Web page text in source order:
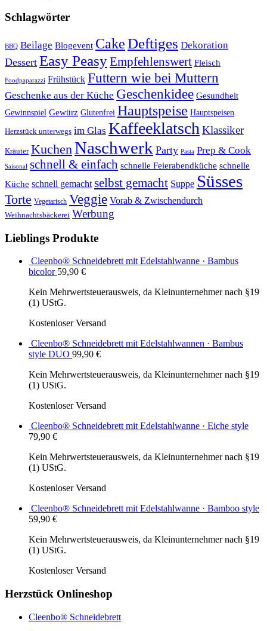
Schlagwörter
BBQ Beilage Blogevent CakeDeftiges Dekoration
Dessert Easy PeasyEmpfehlenswert Fleisch
Foodpaparazzi Frühstück Futtern wie bei Muttern
Geschenke aus der Küche Geschenkidee Gesundheit
Gewinnspiel Gewürz Glutenfrei Hauptspeise Hauptspeisen
Herzstück unterwegs im Glas Kaffeeklatsch Klassiker
Kräuter Kuchen Naschwerk Party Pasta Prep & Cook
Saisonal schnell & einfach schnelle Feierabendküche schnelle
Küche schnell gemacht selbst gemacht Suppe Süsses
Torte Vegetarisch Veggie Vorab & Zwischendurch
Weihnachtsbäckerei Werbung
Lieblings Produkte
Cleenbo® Schneidebrett mit Edelstahlwanne · Bambus
bicolor 59,90 €
Kein Mehrwertsteuerausweis, da Kleinunternehmer nach §19
(1) UStG.
Kostenloser Versand
Cleenbo® Schneidebrett mit Edelstahlwannen · Bambus
style DUO 99,90 €
Kein Mehrwertsteuerausweis, da Kleinunternehmer nach §19
(1) UStG.
Kostenloser Versand
Cleenbo® Schneidebrett mit Edelstahlwanne · Eiche style
79,90 €
Kein Mehrwertsteuerausweis, da Kleinunternehmer nach §19
(1) UStG.
Kostenloser Versand
Cleenbo® Schneidebrett mit Edelstahlwanne · Bamboo style
59,90 €
Kein Mehrwertsteuerausweis, da Kleinunternehmer nach §19
(1) UStG.
Kostenloser Versand
Herzstück Onlineshop
Cleenbo® Schneidebrett